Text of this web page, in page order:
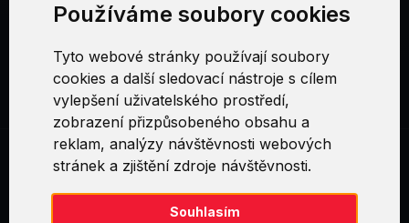
Používáme soubory cookies
Tyto webové stránky používají soubory
cookies a další sledovací nástroje s cílem
vylepšení uživatelského prostředí,
zobrazení přizpůsobeného obsahu a
reklam, analýzy návštěvnosti webových
stránek a zjištění zdroje návštěvnosti.
Souhlasím
Nastavení cookies
Swirl logoTM je ochranná známka společnosti AXELOS Limited. ITIL®
je registrovanou ochrannou známkou AXELOS Limited. PRINCE2® je
registrovanou ochrannou známkou AXELOS Limited. MSP® je